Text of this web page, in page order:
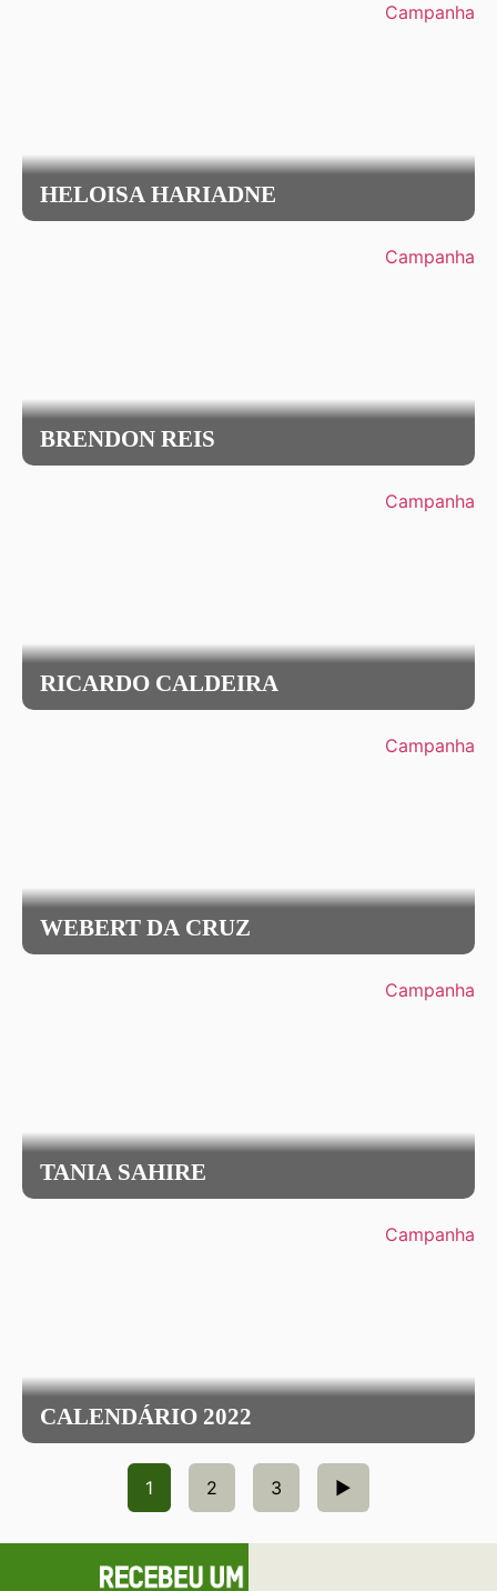
Campanha
HELOISA HARIADNE
Campanha
BRENDON REIS
Campanha
RICARDO CALDEIRA
Campanha
WEBERT DA CRUZ
Campanha
TANIA SAHIRE
Campanha
CALENDÁRIO 2022
1 2 3 ►